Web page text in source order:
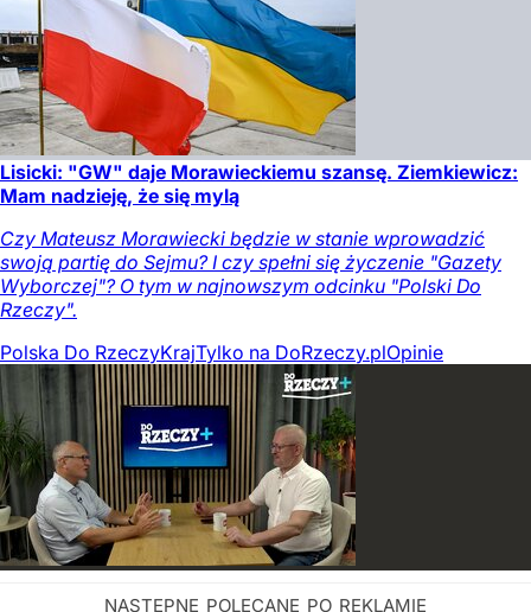
Lisicki: "GW" daje Morawieckiemu szansę. Ziemkiewicz:
Mam nadzieję, że się mylą
Czy Mateusz Morawiecki będzie w stanie wprowadzić
swoją partię do Sejmu? I czy spełni się życzenie "Gazety
Wyborczej"? O tym w najnowszym odcinku "Polski Do
Rzeczy".
Polska Do RzeczyKrajTylko na DoRzeczy.plOpinie